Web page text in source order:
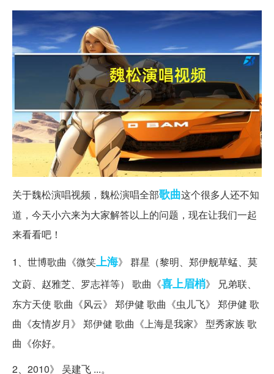
关于魏松演唱视频，魏松演唱全部歌曲这个很多人还不知
道，今天小六来为大家解答以上的问题，现在让我们一起
来看看吧！
1、世博歌曲《微笑上海》 群星（黎明、郑伊舰草蜢、莫
文蔚、赵雅芝、罗志祥等） 歌曲《喜上眉梢》 兄弟联、
东方天使 歌曲《风云》 郑伊健 歌曲《虫儿飞》 郑伊健 歌
曲《友情岁月》 郑伊健 歌曲《上海是我家》 型秀家族 歌
曲《你好。
2、2010》 吴建飞 ...。